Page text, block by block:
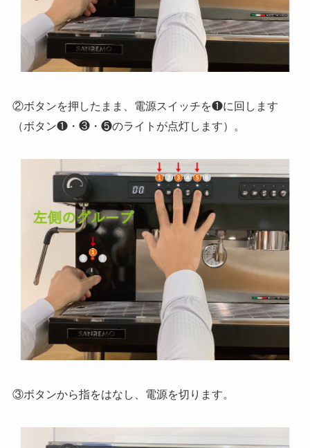
②ボタンを押したまま、電源スイッチを❶に回します
（ボタン❶・❸・❺のライトが点灯します）。
③ボタンから指をはなし、電源を切ります。